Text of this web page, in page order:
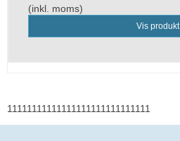
(inkl. moms)
Vis produkt
11111111111111111111111111111